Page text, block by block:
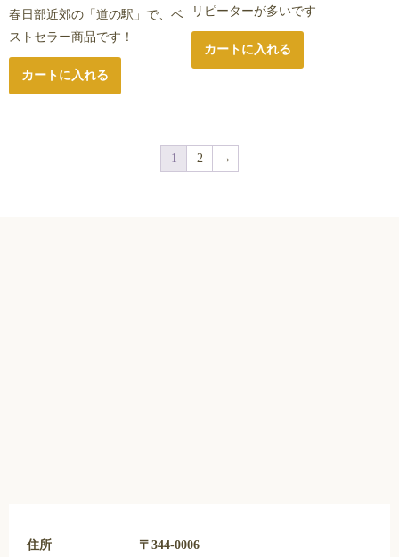
春日部近郊の「道の駅」で、ベ
ストセラー商品です！
カートに入れる
リピーターが多いです
カートに入れる
1 2 →
住所
〒344-0006